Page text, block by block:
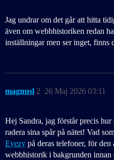
Jag undrar om det går att hitta
även om webbhistoriken redan
inställningar men ser inget, finns
magnusl 26 Maj 2026 03:11
2
Hej Sandra, jag förstår precis
radera sina spår på nätet! Vad
Eyezy på deras telefoner, för
webbhistorik i bakgrunden innan